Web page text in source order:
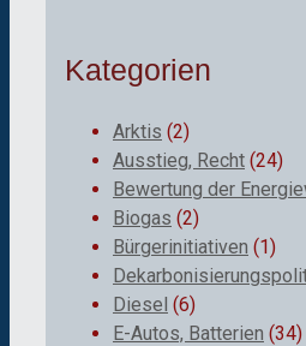
Kategorien
Arktis (2)
Ausstieg, Recht (24)
Bewertung der
Biogas (2)
Bürgerinitiativen (1)
Diesel (6)
E-Autos, Batterien (34)